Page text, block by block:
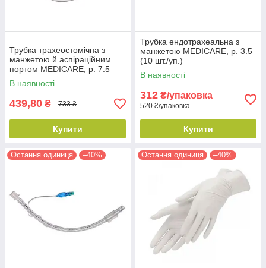
Трубка трахеостомічна з
манжетою й аспіраційним
портом MEDICARE, р. 7.5
В наявності
439,80 ₴ 733 ₴
Купити
Трубка ендотрахеальна з
манжетою MEDICARE, р. 3.5
(10 шт./уп.)
В наявності
312 ₴/упаковка
520 ₴/упаковка
Купити
Остання одиниця –40% Остання одиниця –40%